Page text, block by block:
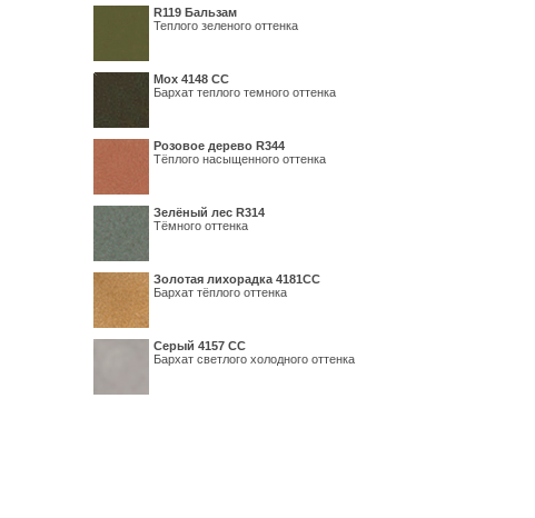
R119 Бальзам
Теплого зеленого оттенка
Мох 4148 СС
Бархат теплого темного оттенка
Розовое дерево R344
Тёплого насыщенного оттенка
Зелёный лес R314
Тёмного оттенка
Золотая лихорадка 4181СС
Бархат тёплого оттенка
Серый 4157 СС
Бархат светлого холодного оттенка